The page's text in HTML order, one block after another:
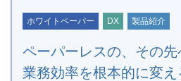
ホワイトペーパー DX 製品紹介
ペーパーレスの、その先
業務効率を根本的に変